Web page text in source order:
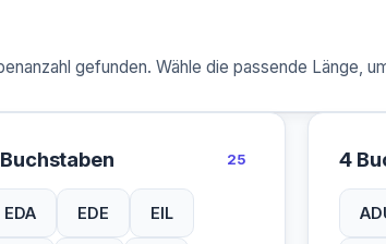
gefunden. Wähle die passende Länge,
25
EDA EDE EIL
4